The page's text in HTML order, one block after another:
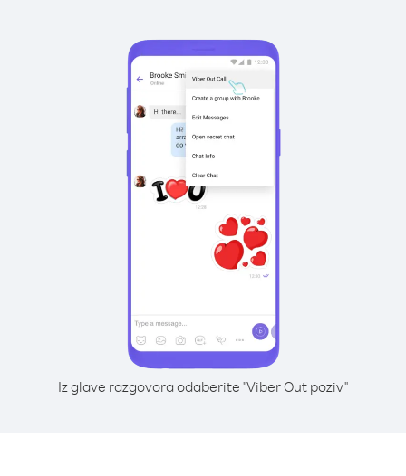
Iz glave razgovora odaberite "Viber Out poziv"